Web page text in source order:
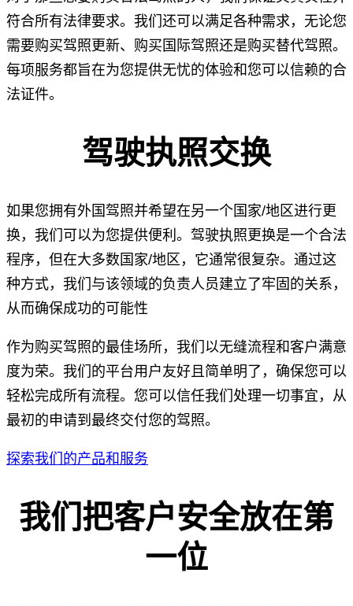
符合所有法律要求。我们还可以满足各种需求，无论您
需要购买驾照更新、购买国际驾照还是购买替代驾照。
每项服务都旨在为您提供无忧的体验和您可以信赖的合
法证件。
驾驶执照交换
如果您拥有外国驾照并希望在另一个国家/地区进行更
换，我们可以为您提供便利。驾驶执照更换是一个合法
程序，但在大多数国家/地区，它通常很复杂。通过这
种方式，我们与该领域的负责人员建立了牢固的关系，
从而确保成功的可能性
作为购买驾照的最佳场所，我们以无缝流程和客户满意
度为荣。我们的平台用户友好且简单明了，确保您可以
轻松完成所有流程。您可以信任我们处理一切事宜，从
最初的申请到最终交付您的驾照。
探索我们的产品和服务
我们把客户安全放在第
一位